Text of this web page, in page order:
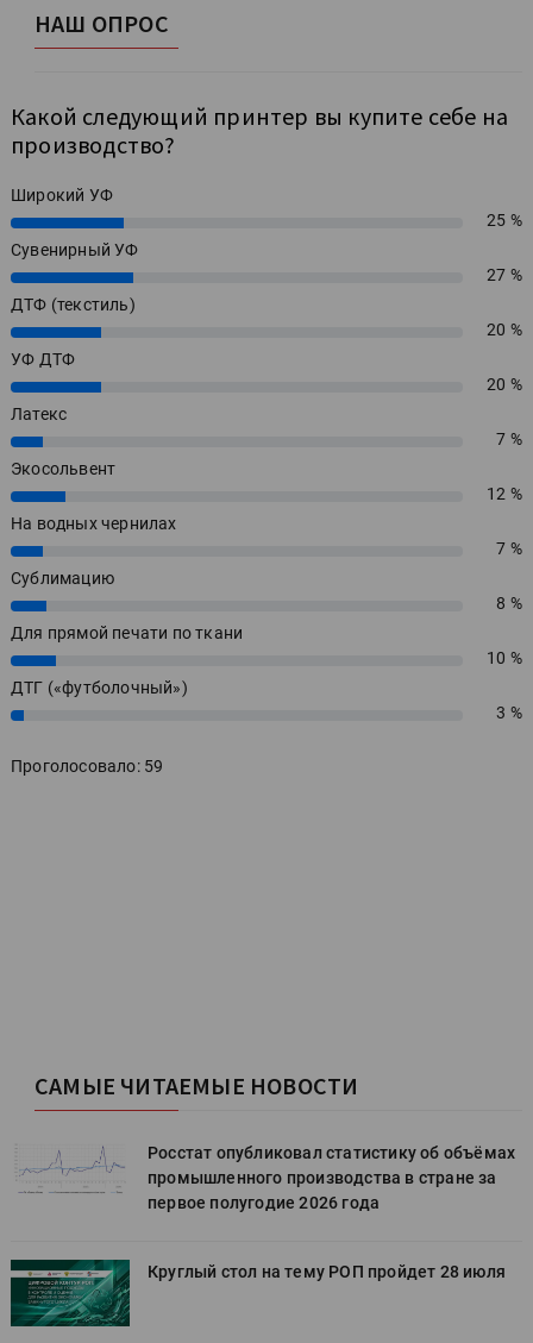
НАШ ОПРОС
Какой следующий принтер вы купите себе на
производство?
Широкий УФ
25%
25 %
Сувенирный УФ
27%
27 %
ДТФ (текстиль)
20%
20 %
УФ ДТФ
20%
20 %
Латекс
7%
7 %
Экосольвент
12%
12 %
На водных чернилах
7%
7 %
Сублимацию
8%
8 %
Для прямой печати по ткани
10%
10 %
ДТГ («футболочный»)
3% 3 %
Проголосовало: 59
САМЫЕ ЧИТАЕМЫЕ НОВОСТИ
Росстат опубликовал статистику об объёмах
промышленного производства в стране за
первое полугодие 2026 года
Круглый стол на тему РОП пройдет 28 июля